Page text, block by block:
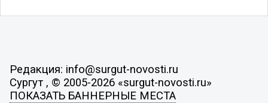
Редакция: info@surgut-novosti.ru
Сургут , © 2005-2026 «surgut-novosti.ru»
ПОКАЗАТЬ БАННЕРНЫЕ МЕСТА